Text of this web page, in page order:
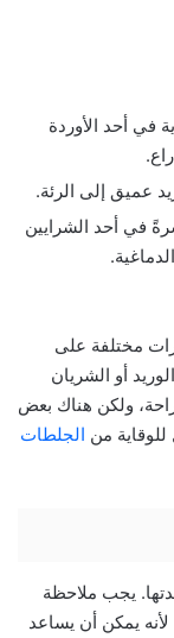
في أحد الأوردة
عميق إلى الرئة.
في أحد الشرايين
مختلفة على
أو الشريان
ولكن هناك بعض
من الجلطات
يجب ملاحظة
يمكن أن يساعد